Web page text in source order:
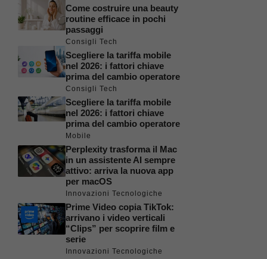
Come costruire una beauty
routine efficace in pochi
passaggi
Consigli Tech
Scegliere la tariffa mobile
nel 2026: i fattori chiave
prima del cambio operatore
Consigli Tech
Scegliere la tariffa mobile
nel 2026: i fattori chiave
prima del cambio operatore
Mobile
Perplexity trasforma il Mac
in un assistente AI sempre
attivo: arriva la nuova app
per macOS
Innovazioni Tecnologiche
Prime Video copia TikTok:
arrivano i video verticali
“Clips” per scoprire film e
serie
Innovazioni Tecnologiche